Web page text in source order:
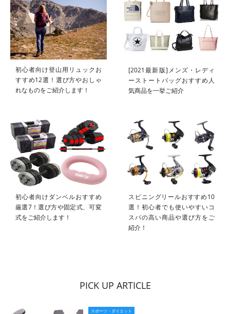
初心者向け登山用リュックお
すすめ12選！選び方やおしゃ
れなものをご紹介します！
[2021最新版]メンズ・レディ
ーストートバッグおすすめ人
気商品を一挙ご紹介
初心者向けダンベルおすすめ
厳選7！選び方や固定式、可変
式をご紹介します！
スピニングリールおすすめ10
選！初心者でも使いやすいコ
スパの高い商品や選び方をご
紹介！
PICK UP ARTICLE
スポーツ・ダイエット